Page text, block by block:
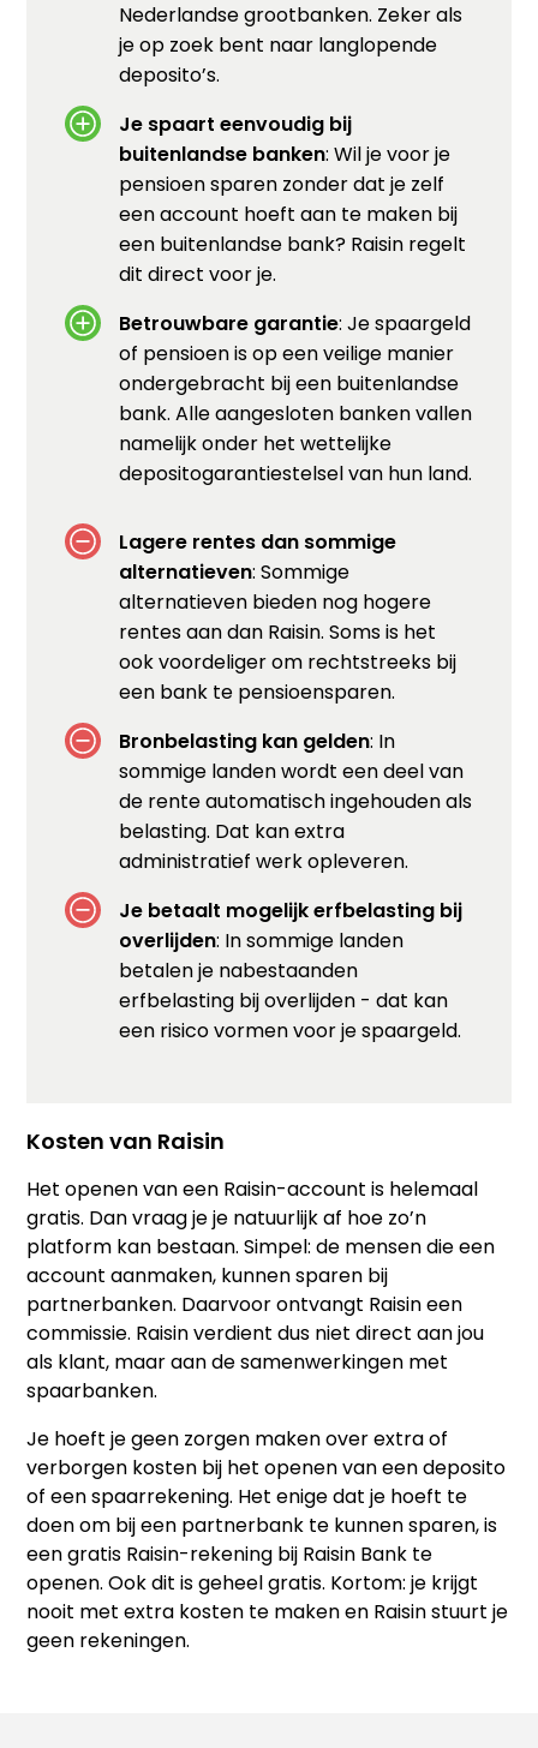
Nederlandse grootbanken. Zeker als
je op zoek bent naar langlopende
deposito’s.
Je spaart eenvoudig bij
buitenlandse banken: Wil je voor je
pensioen sparen zonder dat je zelf
een account hoeft aan te maken bij
een buitenlandse bank? Raisin regelt
dit direct voor je.
Betrouwbare garantie: Je spaargeld
of pensioen is op een veilige manier
ondergebracht bij een buitenlandse
bank. Alle aangesloten banken vallen
namelijk onder het wettelijke
depositogarantiestelsel van hun land.
Lagere rentes dan sommige
alternatieven: Sommige
alternatieven bieden nog hogere
rentes aan dan Raisin. Soms is het
ook voordeliger om rechtstreeks bij
een bank te pensioensparen.
Bronbelasting kan gelden: In
sommige landen wordt een deel van
de rente automatisch ingehouden als
belasting. Dat kan extra
administratief werk opleveren.
Je betaalt mogelijk erfbelasting bij
overlijden: In sommige landen
betalen je nabestaanden
erfbelasting bij overlijden - dat kan
een risico vormen voor je spaargeld.
Kosten van Raisin
Het openen van een Raisin-account is helemaal
gratis. Dan vraag je je natuurlijk af hoe zo’n
platform kan bestaan. Simpel: de mensen die een
account aanmaken, kunnen sparen bij
partnerbanken. Daarvoor ontvangt Raisin een
commissie. Raisin verdient dus niet direct aan jou
als klant, maar aan de samenwerkingen met
spaarbanken.
Je hoeft je geen zorgen maken over extra of
verborgen kosten bij het openen van een deposito
of een spaarrekening. Het enige dat je hoeft te
doen om bij een partnerbank te kunnen sparen, is
een gratis Raisin-rekening bij Raisin Bank te
openen. Ook dit is geheel gratis. Kortom: je krijgt
nooit met extra kosten te maken en Raisin stuurt je
geen rekeningen.